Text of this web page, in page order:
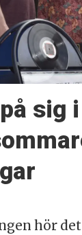
sig
hör